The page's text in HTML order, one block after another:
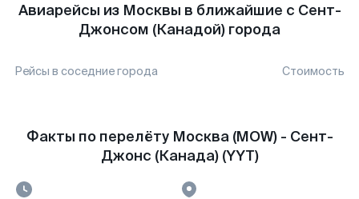
Авиарейсы из Москвы в ближайшие с Сент-
Джонсом (Канадой) города
Рейсы в соседние города Стоимость
Факты по перелёту Москва (MOW) - Сент-
Джонс (Канада) (YYT)